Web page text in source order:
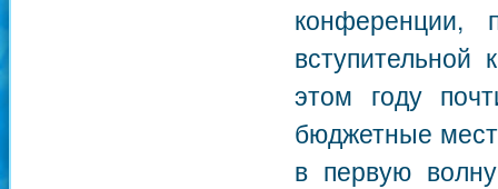
конференции,
этом году
бюджетные
в первую